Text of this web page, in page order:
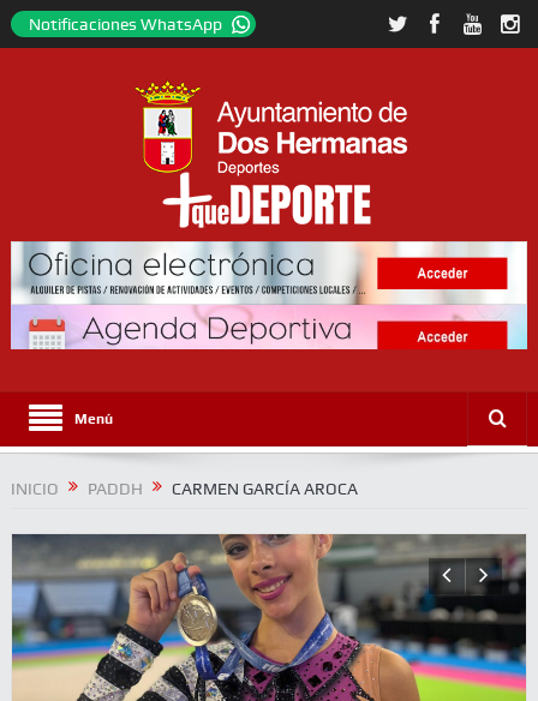
Notificaciones WhatsApp
Menú
INICIO PADDH CARMEN GARCÍA AROCA